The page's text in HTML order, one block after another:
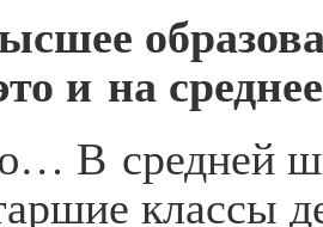
и на
В средней
классы